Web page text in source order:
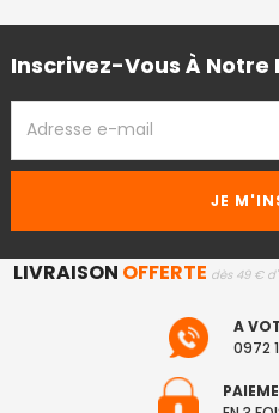
Inscrivez-Vous À Notre
EMAIL
LIVRAISON OFFERTE dès 49 €
A
0972